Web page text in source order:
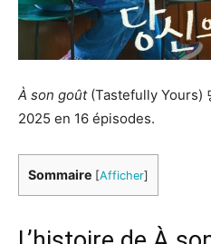
À son goût(Tastefully Yours)
2025 en 16 épisodes.
Sommaire [Afficher]